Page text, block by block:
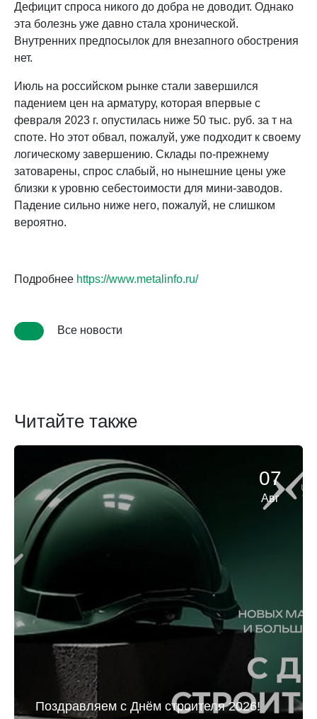
Дефицит спроса никого до добра не доводит. Однако
эта болезнь уже давно стала хронической.
Внутренних предпосылок для внезапного обострения
нет.
Июль на российском рынке стали завершился
падением цен на арматуру, которая впервые с
февраля 2023 г. опустилась ниже 50 тыс. руб. за т на
споте. Но этот обвал, пожалуй, уже подходит к своему
логическому завершению. Склады по-прежнему
затоварены, спрос слабый, но нынешние цены уже
близки к уровню себестоимости для мини-заводов.
Падение сильно ниже него, пожалуй, не слишком
вероятно.
Подробнее https://www.metalinfo.ru/
Все новости
Читайте также
07
Авг
Поздравляем с Днём строителя 2026!